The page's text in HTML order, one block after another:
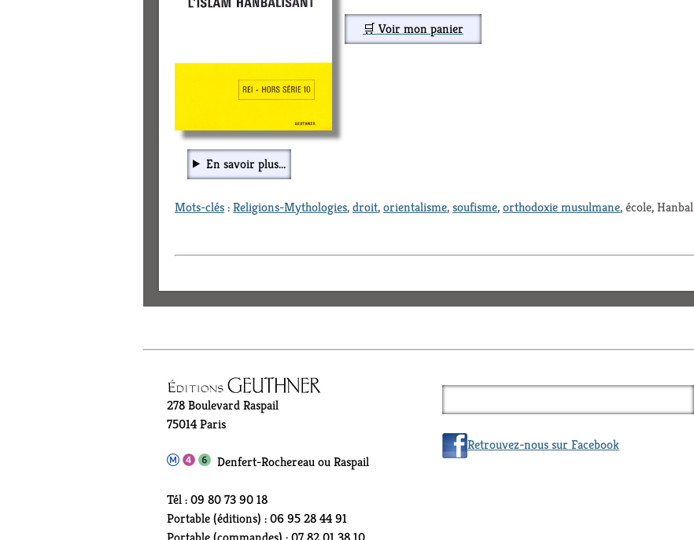
🛒 Voir mon panier
En savoir plus...
Mots-clés:Religions-Mythologies,droit,orientalisme,soufisme,orthodoxie musulmane, école, Hanbal
278 Boulevard Raspail
75014 Paris
Denfert-Rochereau ou Raspail
Tél : 09 80 73 90 18
Portable (éditions) : 06 95 28 44 91
Retrouvez-nous sur Facebook